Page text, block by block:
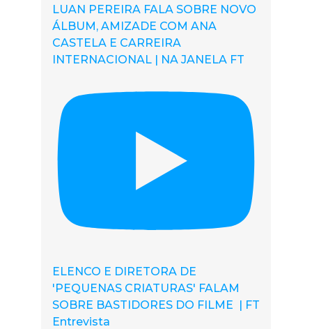
LUAN PEREIRA FALA SOBRE NOVO
ÁLBUM, AMIZADE COM ANA
CASTELA E CARREIRA
INTERNACIONAL | NA JANELA FT
ELENCO E DIRETORA DE
'PEQUENAS CRIATURAS' FALAM
SOBRE BASTIDORES DO FILME | FT
Entrevista